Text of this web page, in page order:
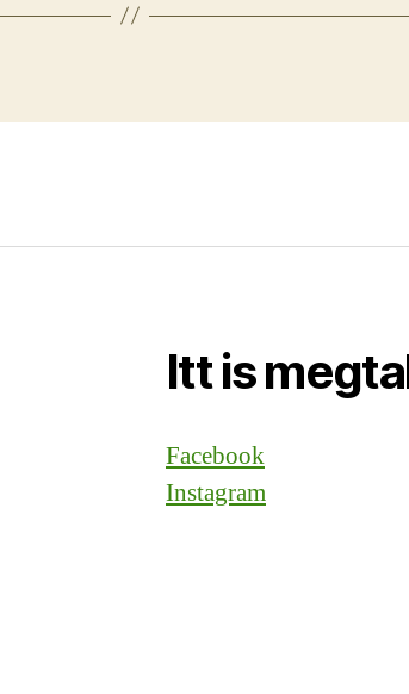
Itt is
Facebook
Instagram